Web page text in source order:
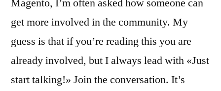
get more involved in the community. My
guess is that if you’re reading this you are
already involved, but I always lead with «Just
start talking!» Join the conversation. It’s